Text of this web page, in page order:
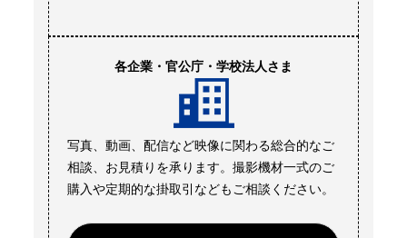
各企業・官公庁・学校法人さま
写真、動画、配信など映像に関わる総合的なご
相談、お見積りを承ります。撮影機材一式のご
購入や定期的な掛取引などもご相談ください。